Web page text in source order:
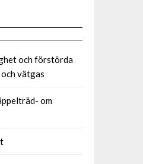
och förstörda
vätgas
om